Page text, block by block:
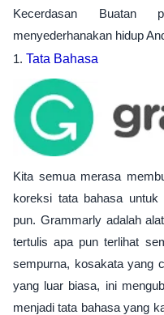
Kecerdasan Buatan
menyederhanakan hidup
1. Tata Bahasa
Kita semua merasa
koreksi tata bahasa
pun. Grammarly adalah
tertulis apa pun terlihat
sempurna, kosakata yang
yang luar biasa, ini
menjadi tata bahasa yang